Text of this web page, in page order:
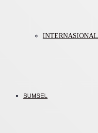
INTERNASIONAL
SUMSEL